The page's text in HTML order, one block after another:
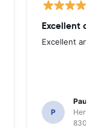
Excellent
Excellent
P
Paul
8300